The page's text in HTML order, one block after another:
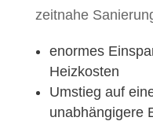
zeitnahe
enormes
Heizkosten
Umstieg auf
unabhängigere